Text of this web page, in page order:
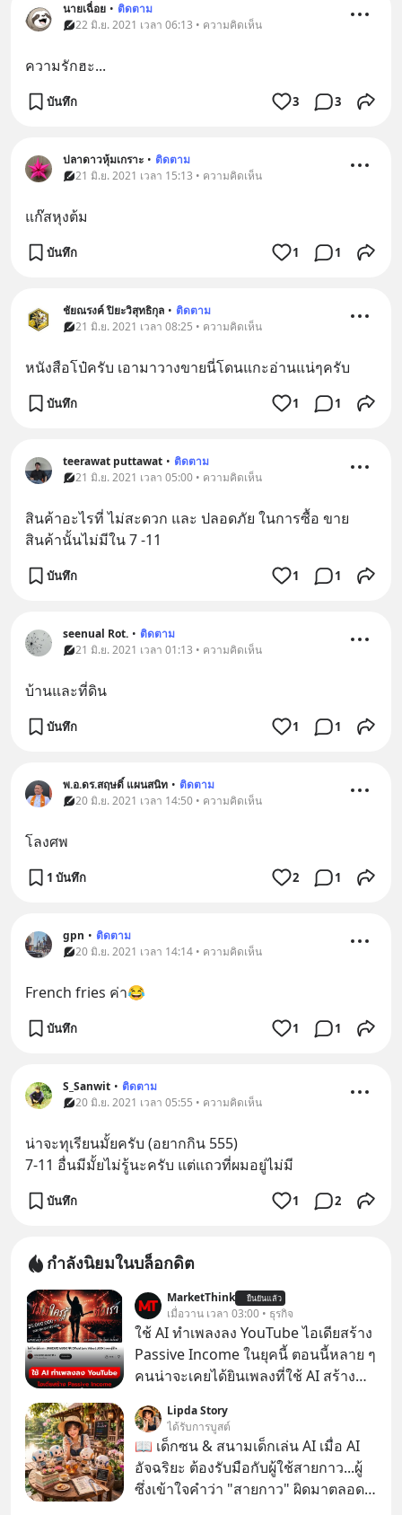
นายเฉื่อย • ติดตาม
22 มิ.ย. 2021 เวลา 06:13 • ความคิดเห็น
ความรักฮะ...
บันทึก 3 3
ปลาดาวหุ้มเกราะ • ติดตาม
21 มิ.ย. 2021 เวลา 15:13 • ความคิดเห็น
แก๊สหุงต้ม
บันทึก 1 1
ชัยณรงค์ ปิยะวิสุทธิกุล • ติดตาม
21 มิ.ย. 2021 เวลา 08:25 • ความคิดเห็น
หนังสือโป๋ครับ เอามาวางขายนี่โดนแกะอ่านแน่ๆครับ
บันทึก 1 1
teerawat puttawat • ติดตาม
21 มิ.ย. 2021 เวลา 05:00 • ความคิดเห็น
สินค้าอะไรที่ ไม่สะดวก และ ปลอดภัย ในการซื้อ ขาย
สินค้านั้นไม่มีใน 7 -11
บันทึก 1 1
seenual Rot. • ติดตาม
21 มิ.ย. 2021 เวลา 01:13 • ความคิดเห็น
บ้านและที่ดิน
บันทึก 1 1
พ.อ.ดร.สฤษดิ์ แผนสนิท • ติดตาม
20 มิ.ย. 2021 เวลา 14:50 • ความคิดเห็น
โลงศพ
1 บันทึก 2 1
gpn • ติดตาม
20 มิ.ย. 2021 เวลา 14:14 • ความคิดเห็น
French fries ค่า😂
บันทึก 1 1
S_Sanwit • ติดตาม
20 มิ.ย. 2021 เวลา 05:55 • ความคิดเห็น
น่าจะทุเรียนมั้ยครับ (อยากกิน 555)
7-11 อื่นมีมั้ยไม่รู้นะครับ แต่แถวที่ผมอยู่ไม่มี
บันทึก 1 2
กำลังนิยมในบล็อกดิต
MarketThink ยืนยันแล้ว
เมื่อวาน เวลา 03:00 • ธุรกิจ
ใช้ AI ทำเพลงลง YouTube ไอเดียสร้าง
Passive Income ในยุคนี้ ตอนนี้หลาย ๆ
คนน่าจะเคยได้ยินเพลงที่ใช้ AI สร้าง
รู้ตัวเรา” จากช่องชื่อว่า UNHEARD
MUSIC ที่ตอนนี้มียอดรับชมกว่า 26
ล้านครั้งแล้ว
Lipda Story
ได้รับการบูสต์
📖 เด็กซน & สนามเด็กเล่น AI เมื่อ AI
อัจฉริยะ ต้องรับมือกับผู้ใช้สายกาว...ผู้
ซึ่งเข้าใจคำว่า "สายกาว" ผิดมาตลอด